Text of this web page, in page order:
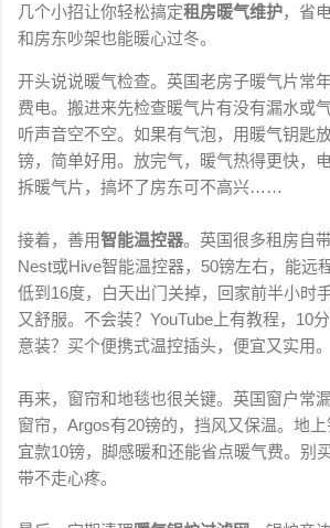
几个小招让你轻松搞定租房暖气维护，省
和房东吵架也能暖心过冬。
开头说说暖气检查。英国老房子暖气片常
费电。搬进来先检查暖气片有没有漏水或
听声音空不空。如果有气泡，用暖气钥匙
镑，简单好用。放完气，暖气热得更快，
拆暖气片，搞坏了房东可不高兴……
接着，善用智能温控器。英国很多租房自
Nest或Hive智能温控器，50镑左右，能远
低到16度，白天出门关掉，回家前半小时
又舒服。不会装？YouTube上有教程，10
意装？买个便携式温控插头，便宜又实用。
再来，窗帘和地毯也很关键。英国窗户常
窗帘，Argos有20镑的，挡风又保温。地
宜款10镑，脚感暖和还能省点暖气费。别
带不走心疼。